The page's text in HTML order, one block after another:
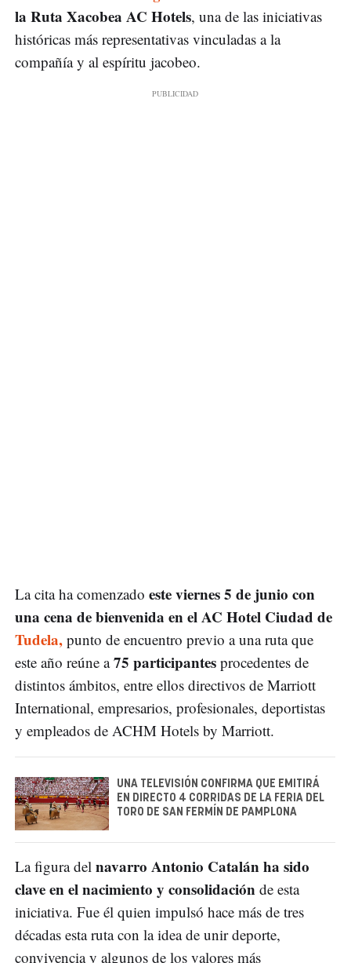
la Ruta Xacobea AC Hotels, una de las iniciativas
históricas más representativas vinculadas a la
compañía y al espíritu jacobeo.
La cita ha comenzado este viernes 5 de junio con
una cena de bienvenida en el AC Hotel Ciudad de
Tudela, punto de encuentro previo a una ruta que
este año reúne a75 participantes procedentes de
distintos ámbitos, entre ellos directivos de Marriott
International, empresarios, profesionales, deportistas
y empleados de ACHM Hotels by Marriott.
UNA TELEVISIÓN CONFIRMA QUE EMITIRÁ
EN DIRECTO 4 CORRIDAS DE LA FERIA DEL
TORO DE SAN FERMÍN DE PAMPLONA
La figura del navarro Antonio Catalánha sido
clave en el nacimiento y consolidación de esta
iniciativa. Fue él quien impulsó hace más de tres
décadas esta ruta con la idea de unir deporte,
convivencia y algunos de los valores más